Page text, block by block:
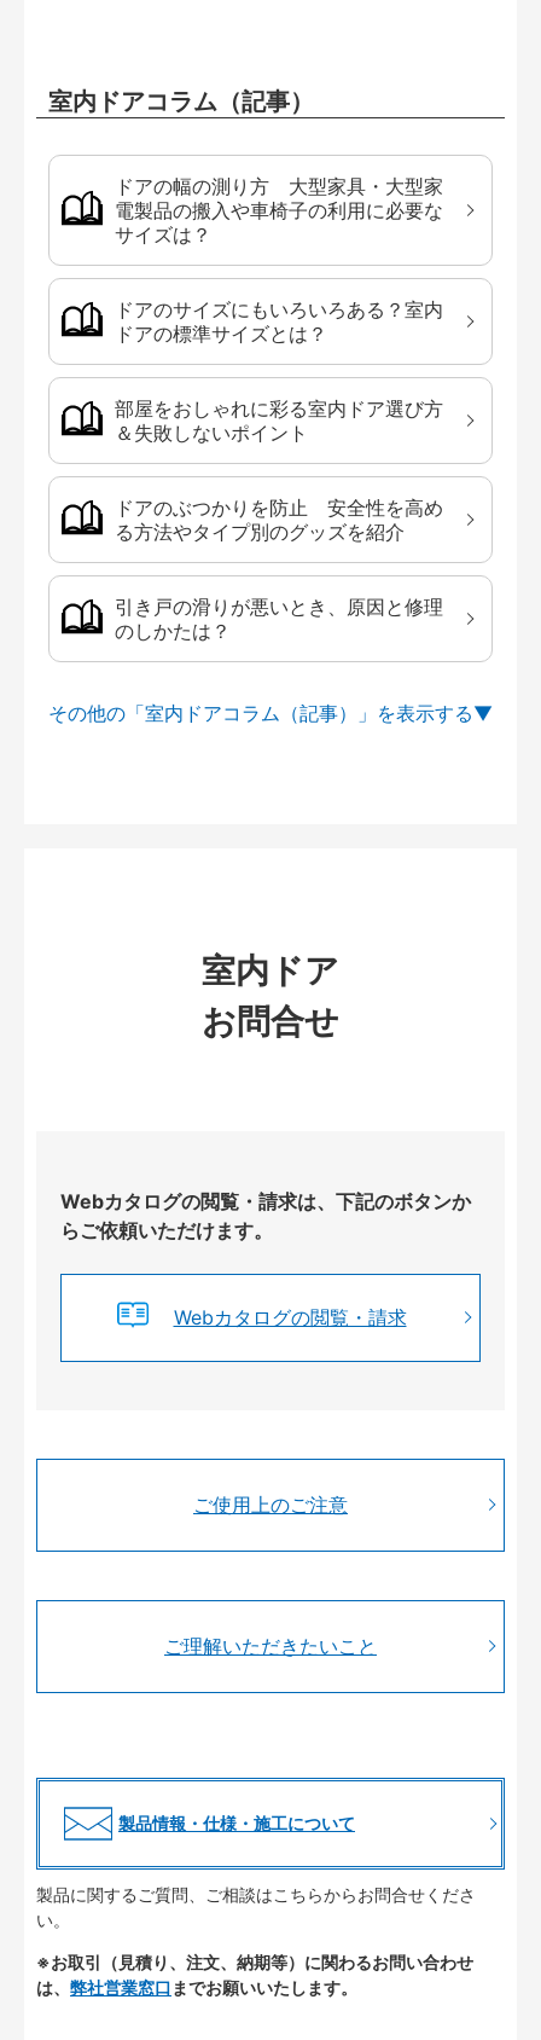
室内ドアコラム（記事）
ドアの幅の測り方 大型家具・大型家
電製品の搬入や車椅子の利用に必要な
サイズは？
ドアのサイズにもいろいろある？室内
ドアの標準サイズとは？
部屋をおしゃれに彩る室内ドア選び方
＆失敗しないポイント
ドアのぶつかりを防止 安全性を高め
る方法やタイプ別のグッズを紹介
引き戸の滑りが悪いとき、原因と修理
のしかたは？
その他の「室内ドアコラム（記事）」を
室内ドア
お問合せ
Webカタログの閲覧・請求は、下記のボタンか
らご依頼いただけます。
Webカタログの閲覧・請求
ご使用上のご注意
ご理解いただきたいこと
製品情報・仕様・施工について
製品に関するご質問、ご相談はこちらからお問合せくださ
い。
※お取引（見積り、注文、納期等）に関わるお問い合わせ
は、 弊社営業窓口 までお願いいたします。